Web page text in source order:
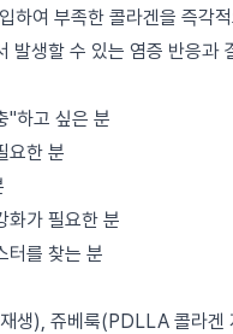
하여 부족한 콜라겐을 즉각
발생할 수 있는 염증 반응과
"하고 싶은 분
요한 분
화가 필요한 분
터를 찾는 분
생), 쥬베룩(PDLLA 콜라